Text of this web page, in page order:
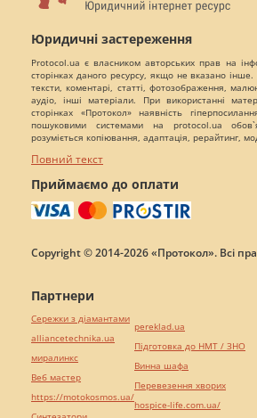
Юридичні застереження
Protocol.ua є власником авторських прав на
сторінках даного ресурсу, якщо не вказано
тексти, коментарі, статті, фотозображення,
аудіо, інші матеріали. При використанні
сторінках «Протокол» наявність
пошуковими системами на protocol.ua
розуміється копіювання, адаптація, рерайтинг,
Повний текст
Приймаємо до оплати
Copyright © 2014-2026 «Протокол». Всі
Партнери
Сережки з діамантами
alliancetechnika.ua
миралинкс
Веб мастер
https://motokosmos.ua/
pereklad.ua
Підготовка до НМТ / ЗНО
Винна шафа
Перевезення хворих
hospice-life.com.ua/